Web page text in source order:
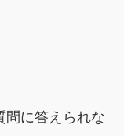
問に答えられな